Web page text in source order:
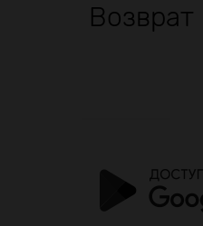
Возврат